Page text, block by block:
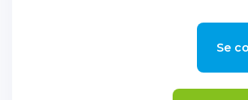
Se